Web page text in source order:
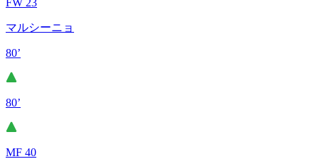
FW 23
マルシーニョ
80’
80’
MF 40